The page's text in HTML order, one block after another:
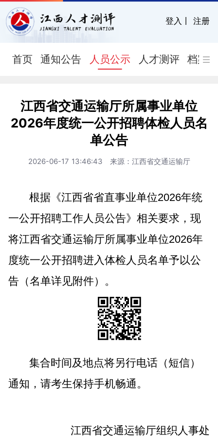
登入 丨注册
首页 通知公告 人员公示 人才测评 档案
江西省交通运输厅所属事业单位
2026年度统一公开招聘体检人员名
单公告
2026-06-17 13:46:43 来源：江西省交通运输厅
根据《江西省省直事业单位2026年统
一公开招聘工作人员公告》相关要求，现
将江西省交通运输厅所属事业单位2026年
度统一公开招聘进入体检人员名单予以公
告（名单详见附件）。
集合时间及地点将另行电话（短信）
通知，请考生保持手机畅通。
江西省交通运输厅组织人事处